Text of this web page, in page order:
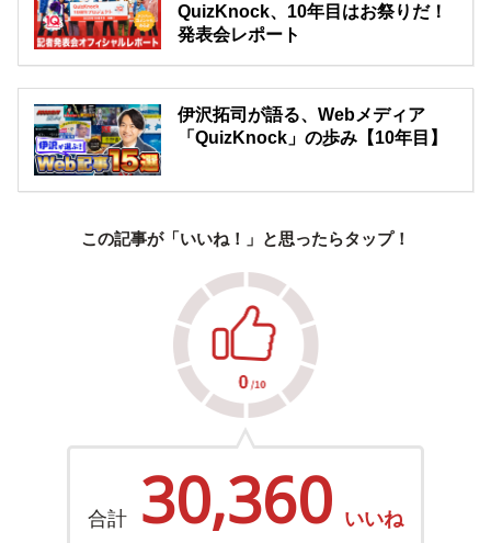
QuizKnock、10年目はお祭りだ！
発表会レポート
伊沢拓司が語る、Webメディア
「QuizKnock」の歩み【10年目】
この記事が「いいね！」と思ったらタップ！
合計 30,360 いいね